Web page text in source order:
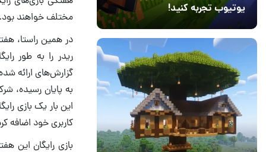
یوتیوب تجربه کنید!
41
مختلف خواهند بود.
در همین راستا،
ریدر را به طور
گزارش‌های ارائه
به پایان رسیده،
این بار یک بازی
کاربری خود اضافه